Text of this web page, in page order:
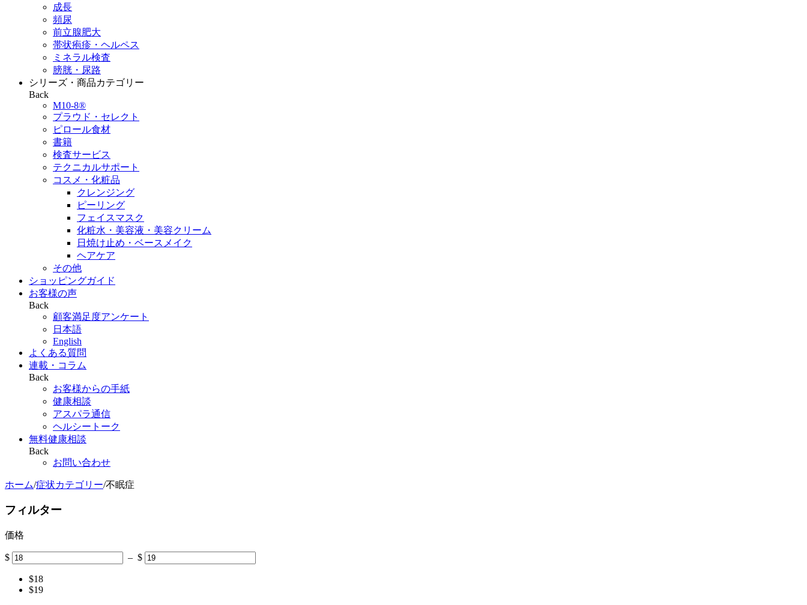
成長
頻尿
前立腺肥大
帯状疱疹・ヘルペス
ミネラル検査
膀胱・尿路
シリーズ・商品カテゴリー
Back
M10-8®
プラウド・セレクト
ピロール食材
書籍
検査サービス
テクニカルサポート
コスメ・化粧品
クレンジング
ピーリング
フェイスマスク
化粧水・美容液・美容クリーム
日焼け止め・ベースメイク
ヘアケア
その他
ショッピングガイド
お客様の声
Back
顧客満足度アンケート
日本語
English
よくある質問
連載・コラム
Back
お客様からの手紙
健康相談
アスパラ通信
ヘルシートーク
無料健康相談
Back
お問い合わせ
ホーム/症状カテゴリー/不眠症
フィルター
価格
$ – $
$18
$19